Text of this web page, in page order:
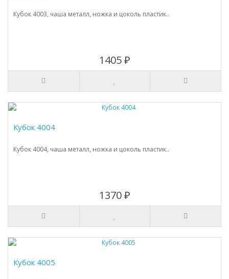
Кубок 4003, чаша металл, ножка и цоколь пластик..
1405 ₽
Кубок 4004
Кубок 4004, чаша металл, ножка и цоколь пластик..
1370 ₽
Кубок 4005